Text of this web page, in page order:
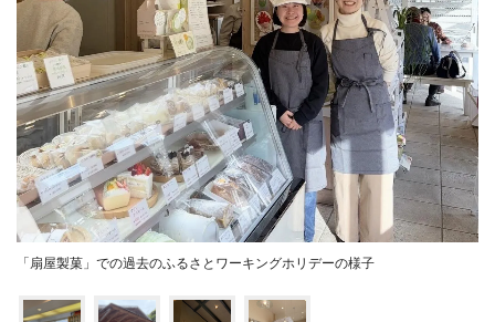
「扇屋製菓」での過去のふるさとワーキングホリデーの様子